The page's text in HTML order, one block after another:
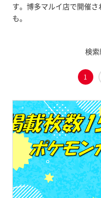
す。博多マルイ店で開催
も。
検索
1